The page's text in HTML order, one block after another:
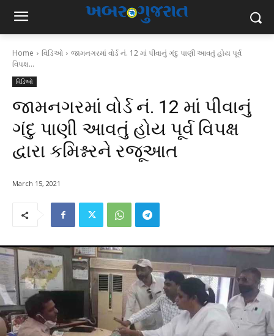
Home વિડિઓ
જામનગરમાં વોર્ડ નં. 12 માં પીવાનું ગંદુ પાણી આવતું હોય પૂર્વ
વિપક્ષ...
વિડિઓ
જામનગરમાં વોર્ડ નં. 12 માં પીવાનું
ગંદુ પાણી આવતું હોય પૂર્વ વિપક્ષ
દ્વારા કમિશ્નરને રજૂઆત
March 15, 2021